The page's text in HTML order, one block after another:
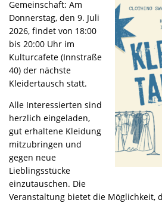
Gemeinschaft: Am
Donnerstag, den 9. Juli
2026, findet von 18:00
bis 20:00 Uhr im
Kulturcafete (Innstraße
40) der nächste
Kleidertausch statt.
Alle Interessierten sind
herzlich eingeladen,
gut erhaltene Kleidung
mitzubringen und
gegen neue
Lieblingsstücke
einzutauschen. Die
Veranstaltung bietet die Möglichkeit,